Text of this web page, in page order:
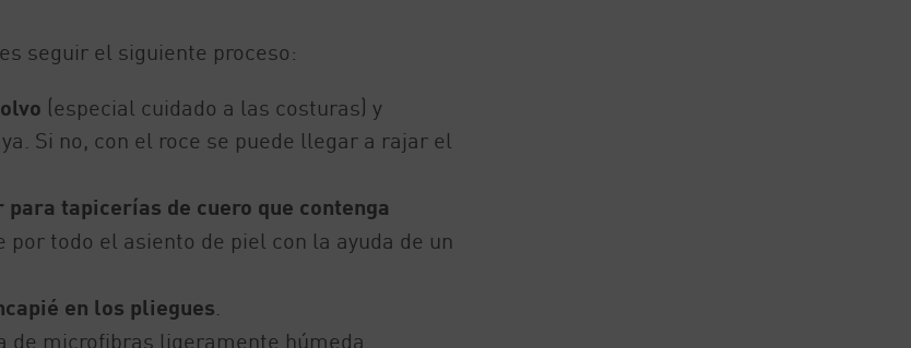
seguir el siguiente proceso:
(especial cuidado a las costuras) y
Si no, con el roce se puede llegar a rajar el
tapicerías de cuero que contenga
por todo el asiento de piel con la ayuda de un
en los pliegues.
de microfibras ligeramente húmeda.